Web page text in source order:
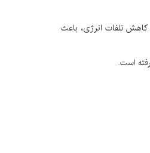
کاهش تلفات انرژی، باعث
است.